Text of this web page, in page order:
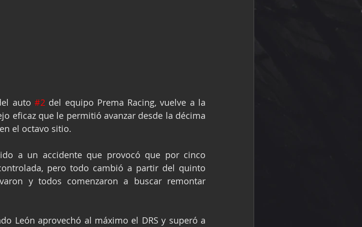
auto #2 del equipo Prema Racing, vuelve a la
eficaz que le permitió avanzar desde la décima
el octavo sitio.
a un accidente que provocó que por cinco
pero todo cambió a partir del quinto
y todos comenzaron a buscar remontar
León aprovechó al máximo el DRS y superó a